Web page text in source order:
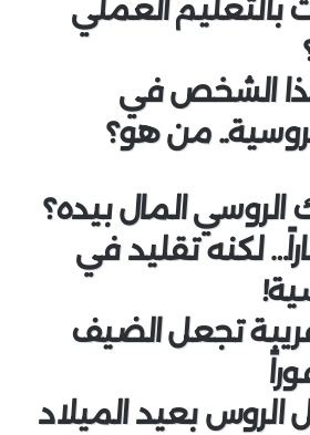
العملي
الشخص في
من هو؟
الروسي المال بيده؟
لكنه تقليد في
تجعل الضيف
الروس بعيد الميلاد